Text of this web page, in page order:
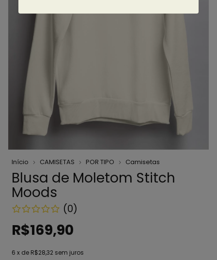
Início CAMISETAS POR TIPO Camisetas
Blusa de Moletom Stitch
Moods
(0)
R$169,90
6 x de R$28,32 sem juros